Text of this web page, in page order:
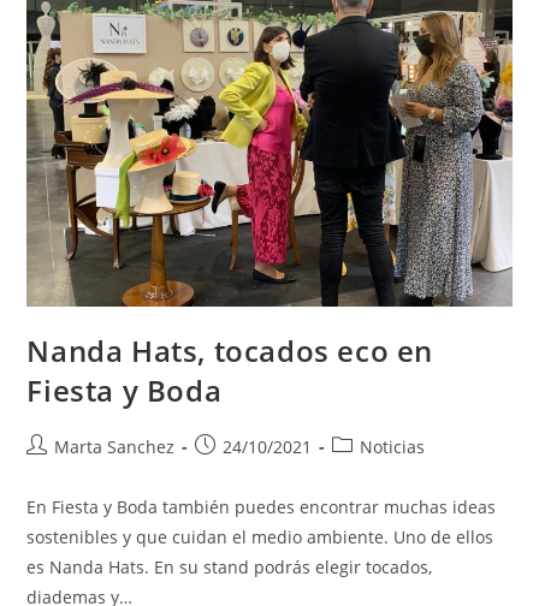
Nanda Hats, tocados eco en
Fiesta y Boda
Marta Sanchez 24/10/2021 Noticias
En Fiesta y Boda también puedes encontrar muchas ideas
sostenibles y que cuidan el medio ambiente. Uno de ellos
es Nanda Hats. En su stand podrás elegir tocados,
diademas y…